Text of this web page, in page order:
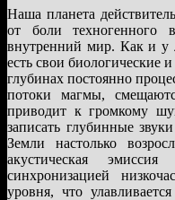
Наша планета
от боли техногенного
внутренний мир. Как и у
есть свои биологические
глубинах постоянно
потоки магмы,
приводит к громкому
записать глубинные
Земли настолько
акустическая
синхронизацией
уровня, что